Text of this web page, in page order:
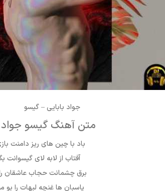
جواد بابایی – گیسو
متن آهنگ گیسو جواد
باد با چین های ریز دامنت
آفتاب از لابه لای گیسوانت
برق چشمانت حجاب عاشقان را
پاسبان ها غنچه لبهات را بو